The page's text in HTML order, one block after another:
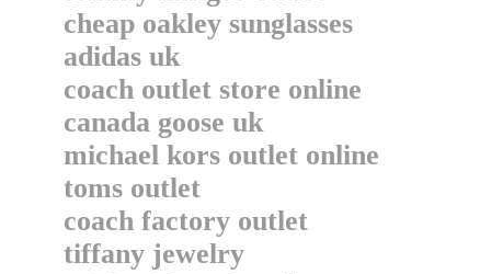
cheap oakley sunglasses
adidas uk
coach outlet store online
canada goose uk
michael kors outlet online
toms outlet
coach factory outlet
tiffany jewelry